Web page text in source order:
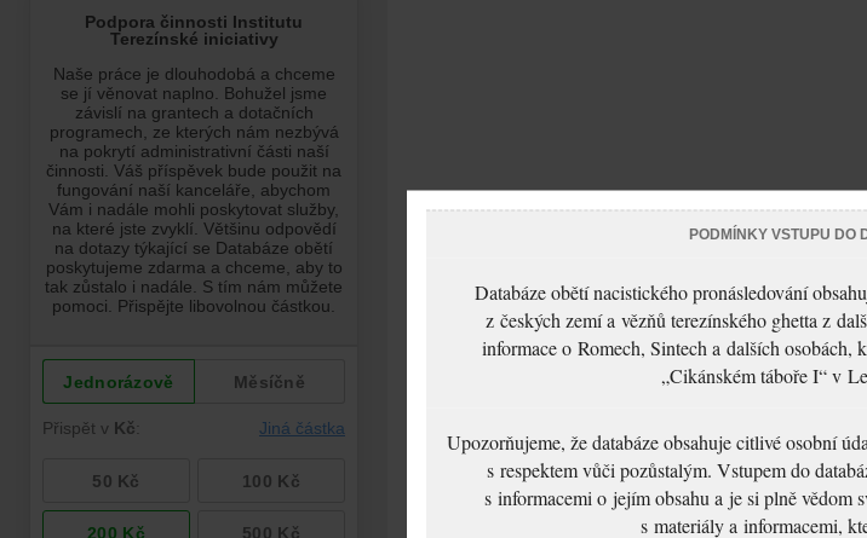
PODMÍNKY VSTUPU DO
Databáze obětí nacistického pronásledování
z českých zemí a vězňů terezínského ghetta z
informace o Romech, Sintech a dalších osobách,
„Cikánském táboře I“ v
Upozorňujeme, že databáze obsahuje citlivé osobní
s respektem vůči pozůstalým. Vstupem do
s informacemi o jejím obsahu a je si plně vědom
s materiály a informacemi,